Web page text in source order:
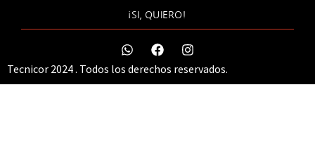
¡SI, QUIERO!
Tecnicor 2024 . Todos los derechos reservados.